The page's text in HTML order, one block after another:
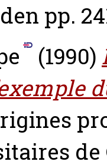
pp.
(1990)